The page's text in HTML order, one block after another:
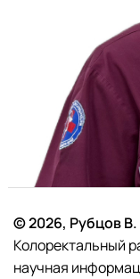
© 2026, Рубцов В.
Колоректальный
научная